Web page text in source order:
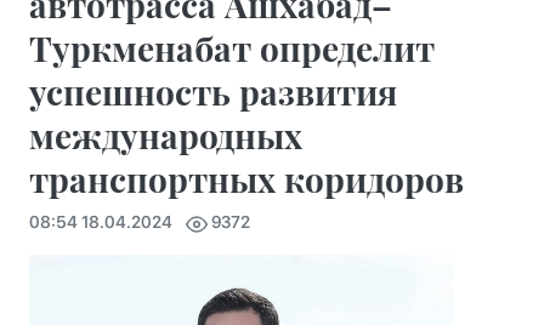
Туркменабат определит
успешность развития
международных
транспортных коридоров
08:54 18.04.2024 9372